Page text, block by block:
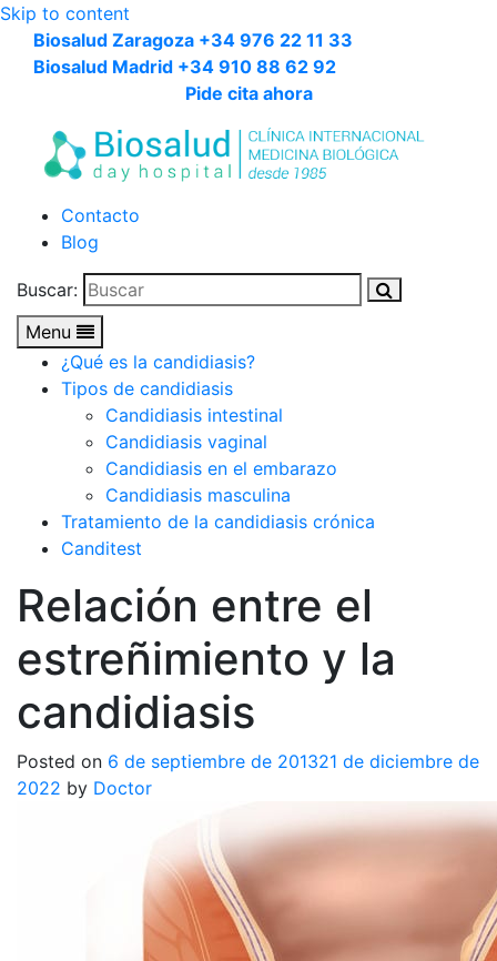
Skip to content
Biosalud Zaragoza +34 976 22 11 33
Biosalud Madrid +34 910 88 62 92
Pide cita ahora
Contacto
Blog
Buscar:
Menu
¿Qué es la candidiasis?
Tipos de candidiasis
Candidiasis intestinal
Candidiasis vaginal
Candidiasis en el embarazo
Candidiasis masculina
Tratamiento de la candidiasis crónica
Canditest
Relación entre el
estreñimiento y la
candidiasis
Posted on 6 de septiembre de 201321 de diciembre de
2022 by Doctor